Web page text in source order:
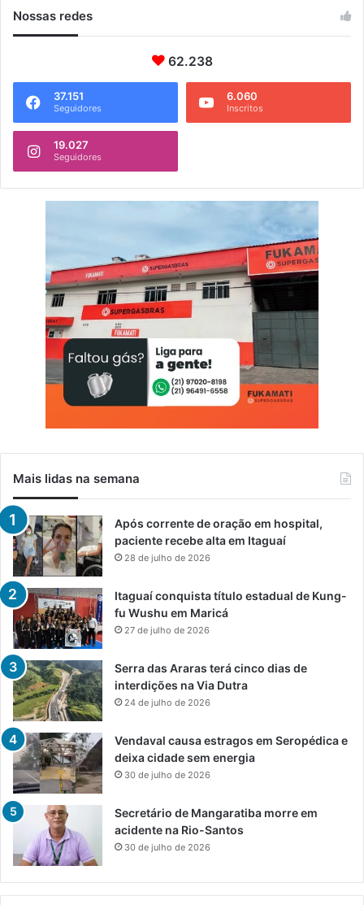
Nossas redes
62.238
37.151
Seguidores
6.060
Inscritos
19.027
Seguidores
Mais lidas na semana
Após corrente de oração em hospital,
paciente recebe alta em Itaguaí
28 de julho de 2026
Itaguaí conquista título estadual de Kung-
fu Wushu em Maricá
27 de julho de 2026
Serra das Araras terá cinco dias de
interdições na Via Dutra
24 de julho de 2026
Vendaval causa estragos em Seropédica e
deixa cidade sem energia
30 de julho de 2026
Secretário de Mangaratiba morre em
acidente na Rio-Santos
30 de julho de 2026